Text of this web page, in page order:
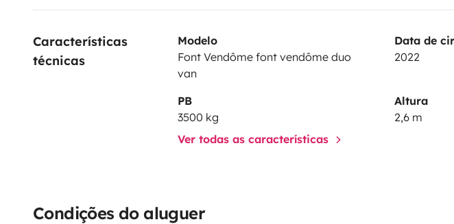
Características
técnicas
Modelo
Font Vendôme font vendôme duo
van
Data de
2022
PB
3500 kg
Altura
2,6 m
Ver todas as características
Condições do aluguer